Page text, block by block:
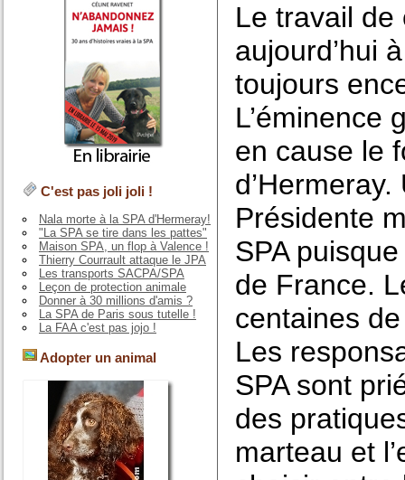
C'est pas joli joli !
Nala morte à la SPA d'Hermeray!
"La SPA se tire dans les pattes"
Maison SPA, un flop à Valence !
Thierry Courrault attaque le JPA
Les transports SACPA/SPA
Leçon de protection animale
Donner à 30 millions d'amis ?
La SPA de Paris sous tutelle !
La FAA c'est pas jojo !
Adopter un animal
Le travail de
aujourd’hui
toujours
L’éminence
en cause le
Présidente
SPA
de France.
centaines
Les
SPA sont
des
marteau et